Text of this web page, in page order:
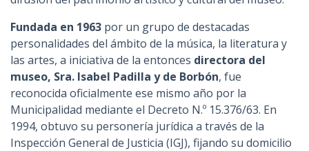
Fundada en 1963 por un grupo de destacadas
personalidades del ámbito de la música, la literatura y
las artes, a iniciativa de la entonces directora del
museo, Sra. Isabel Padilla y de Borbón, fue
reconocida oficialmente ese mismo año por la
Municipalidad mediante el Decreto N.º 15.376/63. En
1994, obtuvo su personería jurídica a través de la
Inspección General de Justicia (IGJ), fijando su domicilio